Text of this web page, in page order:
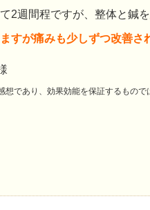
2週間程ですが、整体と鍼
すが痛みも少しずつ改善さ
であり、効果効能を保証するもので